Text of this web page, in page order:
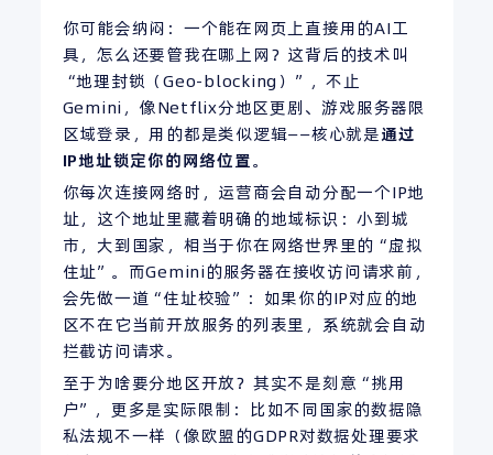
你可能会纳闷：一个能在网页上直接用的AI工
具，怎么还要管我在哪上网？这背后的技术叫
“地理封锁（Geo-blocking）”，不止
Gemini，像Netflix分地区更剧、游戏服务器限
区域登录，用的都是类似逻辑——核心就是通过
IP地址锁定你的网络位置。
你每次连接网络时，运营商会自动分配一个IP地
址，这个地址里藏着明确的地域标识：小到城
市，大到国家，相当于你在网络世界里的“虚拟
住址”。而Gemini的服务器在接收访问请求前，
会先做一道“住址校验”：如果你的IP对应的地
区不在它当前开放服务的列表里，系统就会自动
拦截访问请求。
至于为啥要分地区开放？其实不是刻意“挑用
户”，更多是实际限制：比如不同国家的数据隐
私法规不一样（像欧盟的GDPR对数据处理要求